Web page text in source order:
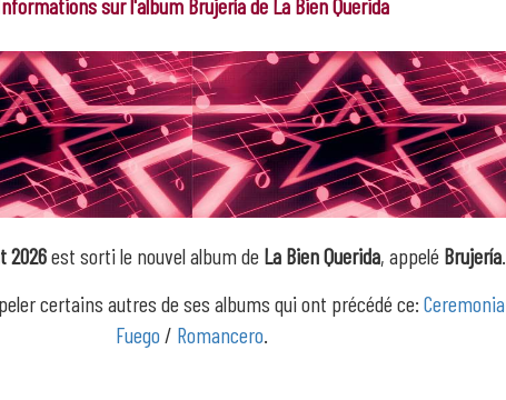
sur l'album Brujería de La Bien Querida
2026est sorti le nouvel album de La Bien Querida, appelé Brujería.
certains autres de ses albums qui ont précédé ce:Ceremonia
Fuego / Romancero.